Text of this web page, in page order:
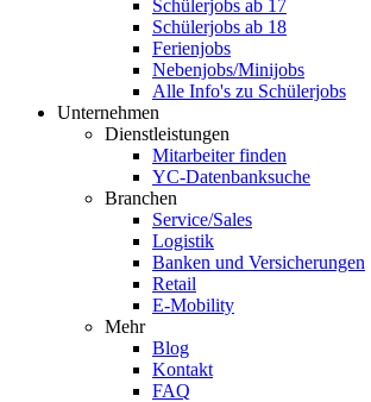
Schülerjobs ab 17
Schülerjobs ab 18
Ferienjobs
Nebenjobs/Minijobs
Alle Info's zu Schülerjobs
Unternehmen
Dienstleistungen
Mitarbeiter finden
YC-Datenbanksuche
Branchen
Service/Sales
Logistik
Banken und Versicherungen
Retail
E-Mobility
Mehr
Blog
Kontakt
FAQ